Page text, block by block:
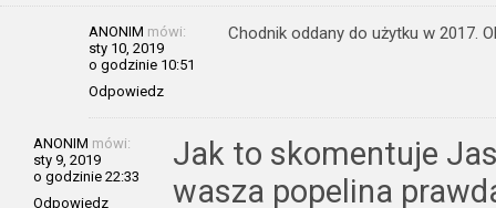
ANONIM mówi:
sty 10, 2019
o godzinie 10:51
Odpowiedz
Chodnik oddany do użytku w 2017.
ANONIM mówi:
sty 9, 2019
o godzinie 22:33
Odpowiedz
Jak to skomentuje
wasza popelina